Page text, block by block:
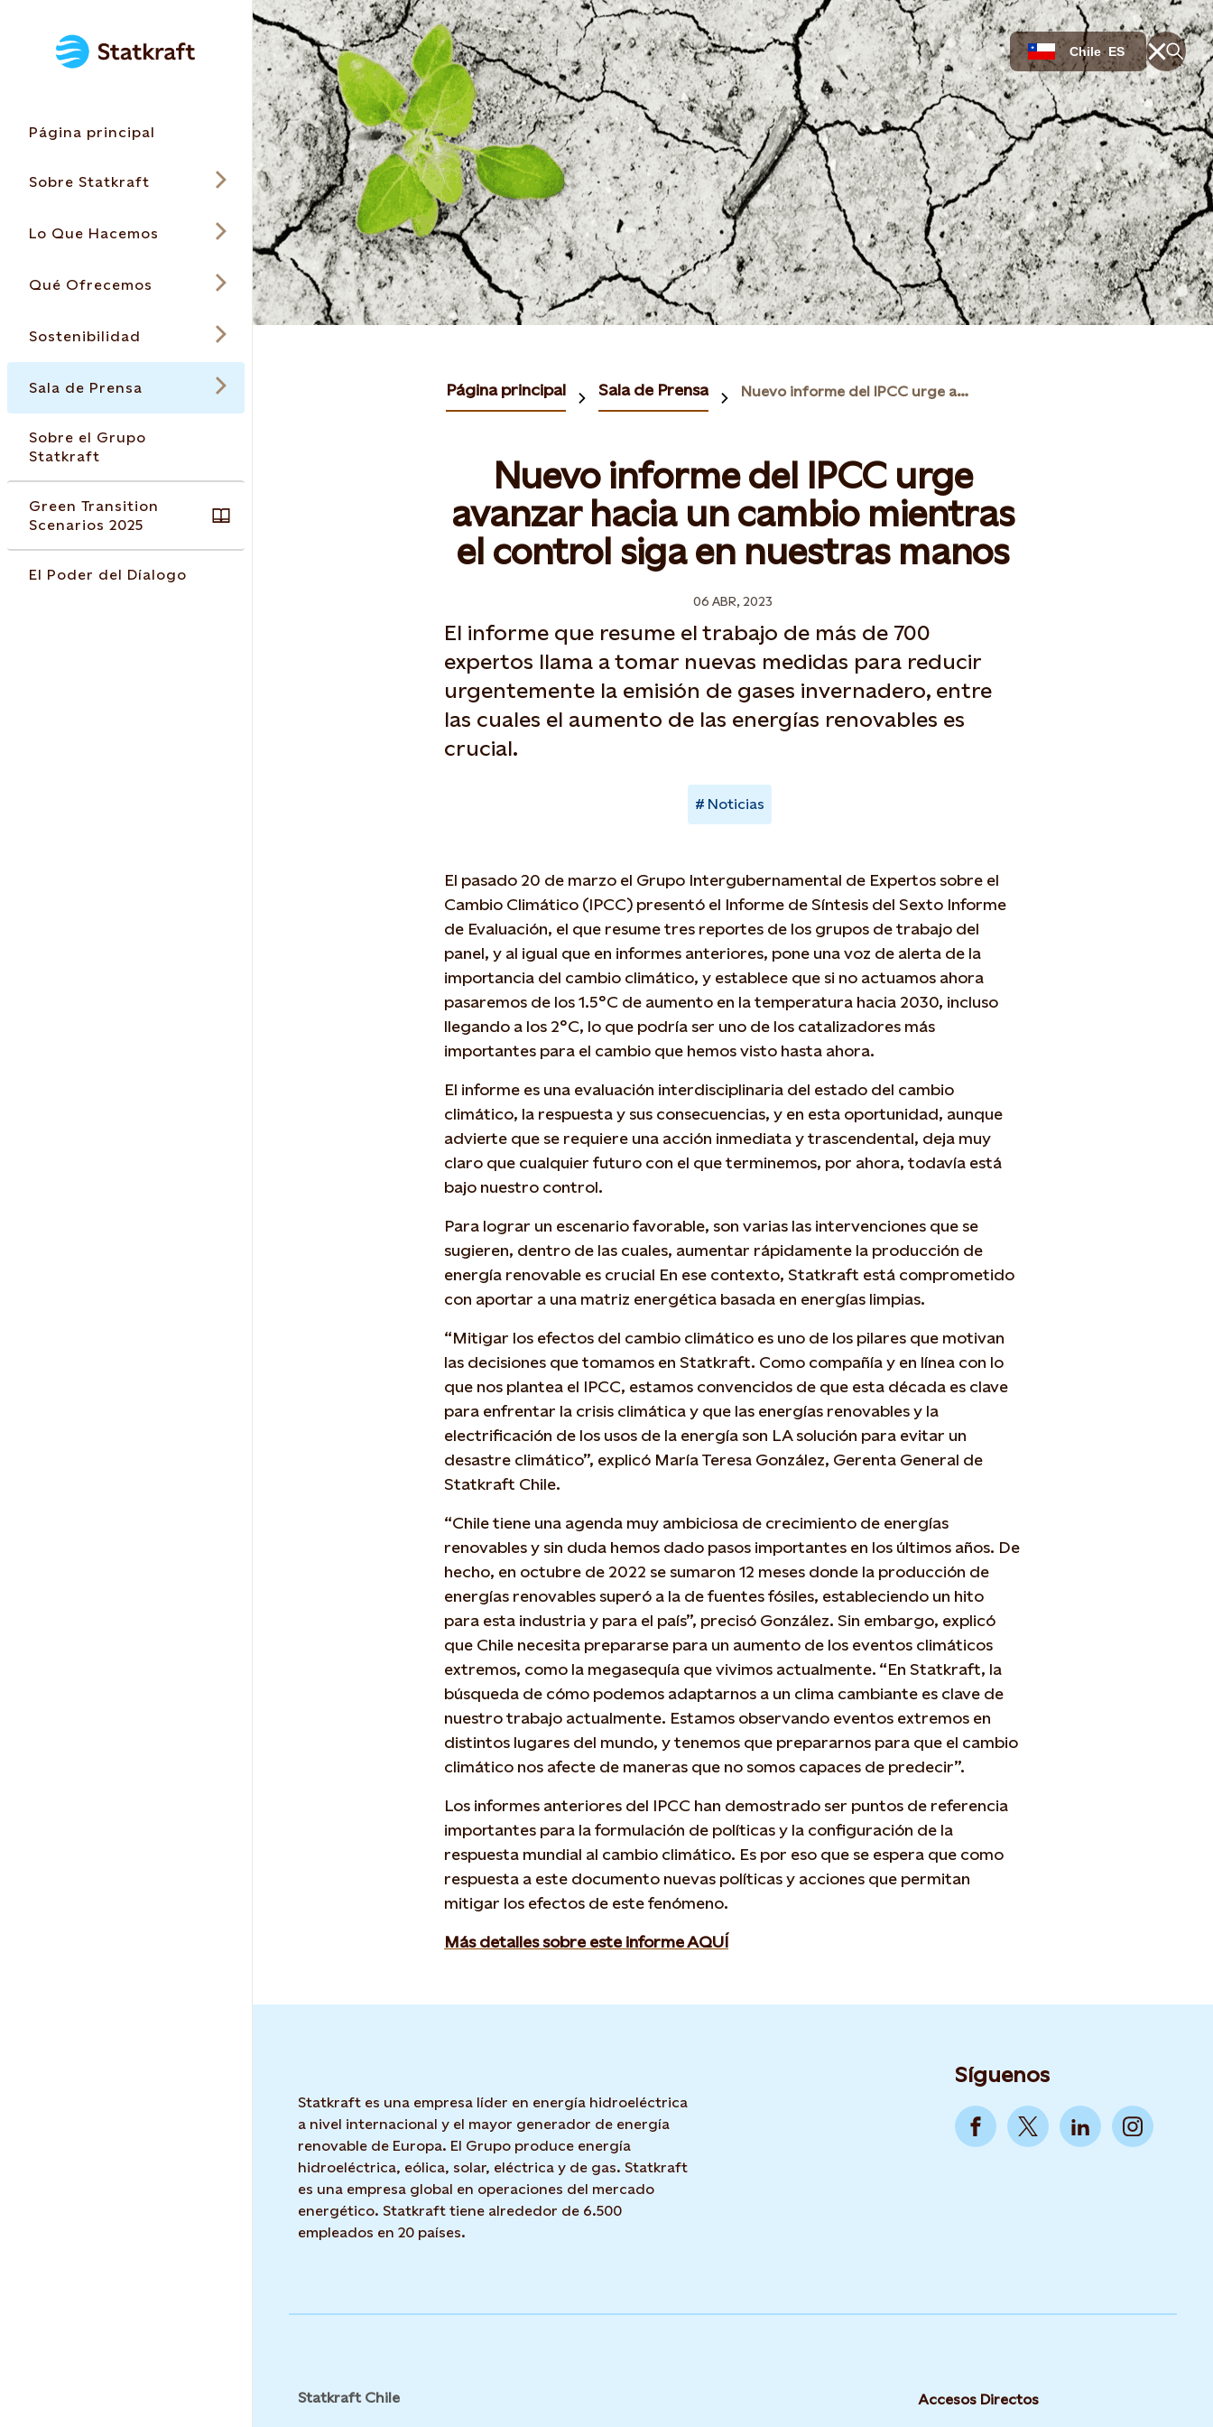
Página principal
Sobre Statkraft
Lo Que Hacemos
Qué Ofrecemos
Sostenibilidad
Sala de Prensa
Sobre el Grupo
Statkraft
Green Transition
Scenarios 2025
El Poder del Díalogo
Chile ES
Página principal Sala de Prensa Nuevo informe del IPCC urge avanzar hacia un cambio mientras el control siga en nuestras manos
Nuevo informe del IPCC urge
avanzar hacia un cambio mientras
el control siga en nuestras manos
06 ABR, 2023
El informe que resume el trabajo de más de 700
expertos llama a tomar nuevas medidas para reducir
urgentemente la emisión de gases invernadero, entre
las cuales el aumento de las energías renovables es
crucial.
Noticias
El pasado 20 de marzo el Grupo Intergubernamental de Expertos sobre el
Cambio Climático (IPCC) presentó el Informe de Síntesis del Sexto Informe
de Evaluación, el que resume tres reportes de los grupos de trabajo del
panel, y al igual que en informes anteriores, pone una voz de alerta de la
importancia del cambio climático, y establece que si no actuamos ahora
pasaremos de los 1.5°C de aumento en la temperatura hacia 2030, incluso
llegando a los 2°C, lo que podría ser uno de los catalizadores más
importantes para el cambio que hemos visto hasta ahora.
El informe es una evaluación interdisciplinaria del estado del cambio
climático, la respuesta y sus consecuencias, y en esta oportunidad, aunque
advierte que se requiere una acción inmediata y trascendental, deja muy
claro que cualquier futuro con el que terminemos, por ahora, todavía está
bajo nuestro control.
Para lograr un escenario favorable, son varias las intervenciones que se
sugieren, dentro de las cuales, aumentar rápidamente la producción de
energía renovable es crucial En ese contexto, Statkraft está comprometido
con aportar a una matriz energética basada en energías limpias.
“Mitigar los efectos del cambio climático es uno de los pilares que motivan
las decisiones que tomamos en Statkraft. Como compañía y en línea con lo
que nos plantea el IPCC, estamos convencidos de que esta década es clave
para enfrentar la crisis climática y que las energías renovables y la
electrificación de los usos de la energía son LA solución para evitar un
desastre climático”, explicó María Teresa González, Gerenta General de
Statkraft Chile.
“Chile tiene una agenda muy ambiciosa de crecimiento de energías
renovables y sin duda hemos dado pasos importantes en los últimos años. De
hecho, en octubre de 2022 se sumaron 12 meses donde la producción de
energías renovables superó a la de fuentes fósiles, estableciendo un hito
para esta industria y para el país”, precisó González. Sin embargo, explicó
que Chile necesita prepararse para un aumento de los eventos climáticos
extremos, como la megasequía que vivimos actualmente. “En Statkraft, la
búsqueda de cómo podemos adaptarnos a un clima cambiante es clave de
nuestro trabajo actualmente. Estamos observando eventos extremos en
distintos lugares del mundo, y tenemos que prepararnos para que el cambio
climático nos afecte de maneras que no somos capaces de predecir”.
Los informes anteriores del IPCC han demostrado ser puntos de referencia
importantes para la formulación de políticas y la configuración de la
respuesta mundial al cambio climático. Es por eso que se espera que como
respuesta a este documento nuevas políticas y acciones que permitan
mitigar los efectos de este fenómeno.
Más detalles sobre este informe AQUÍ
Statkraft es una empresa líder en energía hidroeléctrica
a nivel internacional y el mayor generador de energía
renovable de Europa. El Grupo produce energía
hidroeléctrica, eólica, solar, eléctrica y de gas. Statkraft
es una empresa global en operaciones del mercado
energético. Statkraft tiene alrededor de 6.500
empleados en 20 países.
Síguenos
Statkraft Chile
Accesos Directos